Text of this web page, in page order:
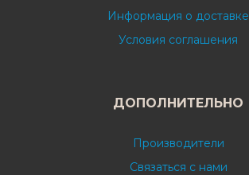
Информация о доставке
Условия соглашения
ДОПОЛНИТЕЛЬНО
Производители
Связаться с нами